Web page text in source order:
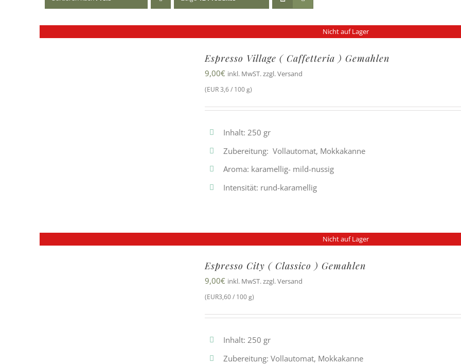
Nicht auf Lager
Espresso Village ( Caffetteria ) Gemahlen
9,00€ inkl. MwST. zzgl. Versand
(EUR 3,6 / 100 g)
Inhalt: 250 gr
Zubereitung: Vollautomat, Mokkakanne
Aroma: karamellig- mild-nussig
Intensität: rund-karamellig
Nicht auf Lager
Espresso City ( Classico ) Gemahlen
9,00€ inkl. MwST. zzgl. Versand
(EUR3,60 / 100 g)
Inhalt: 250 gr
Zubereitung: Vollautomat, Mokkakanne